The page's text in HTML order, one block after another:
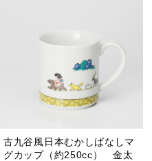
古九谷風日本むかしばなしマ
グカップ（約250cc） 金太